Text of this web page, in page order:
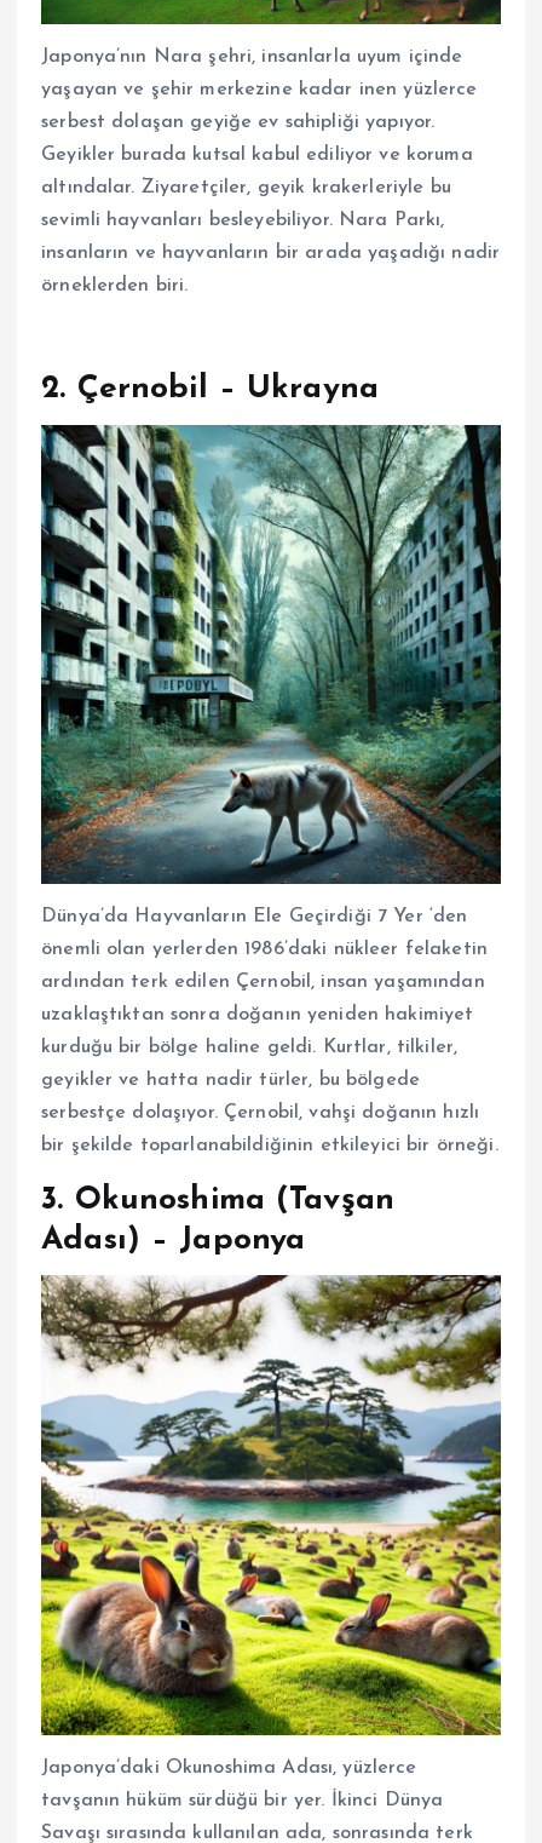
Japonya’nın Nara şehri, insanlarla uyum içinde
yaşayan ve şehir merkezine kadar inen yüzlerce
serbest dolaşan geyiğe ev sahipliği yapıyor.
Geyikler burada kutsal kabul ediliyor ve koruma
altındalar. Ziyaretçiler, geyik krakerleriyle bu
sevimli hayvanları besleyebiliyor. Nara Parkı,
insanların ve hayvanların bir arada yaşadığı nadir
örneklerden biri.
2. Çernobil – Ukrayna
Dünya’da Hayvanların Ele Geçirdiği 7 Yer ‘den
önemli olan yerlerden 1986’daki nükleer felaketin
ardından terk edilen Çernobil, insan yaşamından
uzaklaştıktan sonra doğanın yeniden hakimiyet
kurduğu bir bölge haline geldi. Kurtlar, tilkiler,
geyikler ve hatta nadir türler, bu bölgede
serbestçe dolaşıyor. Çernobil, vahşi doğanın hızlı
bir şekilde toparlanabildiğinin etkileyici bir örneği.
3. Okunoshima (Tavşan
Adası) – Japonya
Japonya’daki Okunoshima Adası, yüzlerce
tavşanın hüküm sürdüğü bir yer. İkinci Dünya
Savaşı sırasında kullanılan ada, sonrasında terk